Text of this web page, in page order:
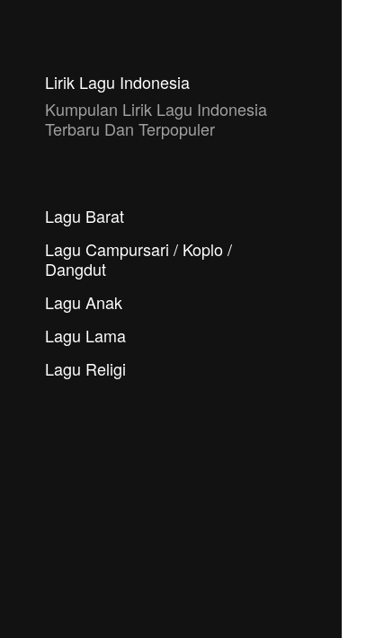
Lirik Lagu Indonesia
Kumpulan Lirik Lagu Indonesia
Terbaru Dan Terpopuler
Lagu Barat
Lagu Campursari / Koplo /
Dangdut
Lagu Anak
Lagu Lama
Lagu Religi